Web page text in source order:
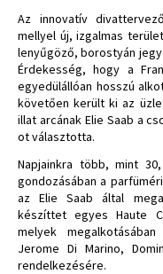
Az innovatív
mellyel új, izgalmas
lenyűgöző, borostyán
Érdekesség, hogy a
egyedülállóan hosszú
követően került ki az
illat arcának Elie Saab a
ot választotta.
Napjainkra több, mint
gondozásában a
az Elie Saab által
készíttet egyes Haute
melyek
Jerome Di Marino,
rendelkezésére.